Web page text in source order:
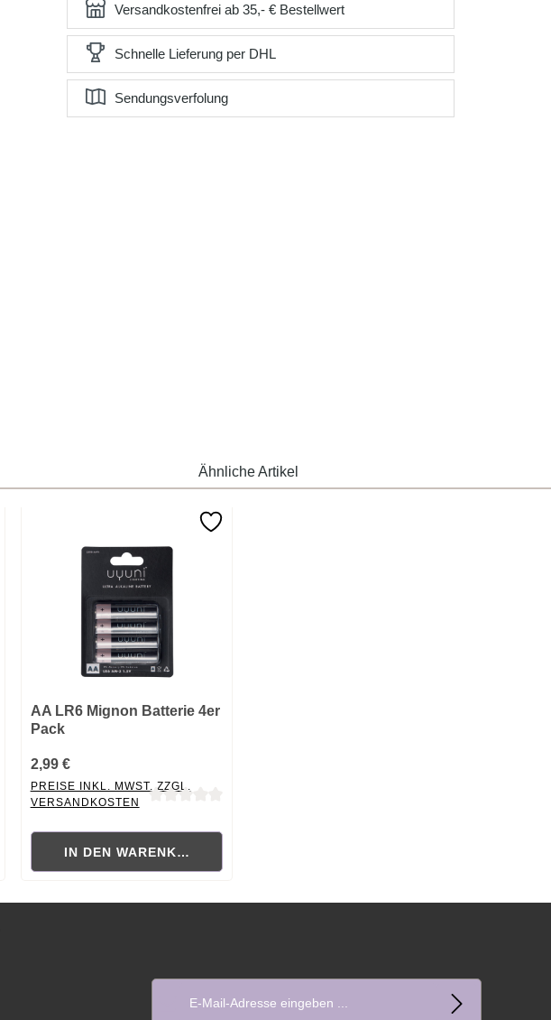
Versandkostenfrei ab 35,- € Bestellwert
Schnelle Lieferung per DHL
Sendungsverfolung
Ähnliche Artikel
AA LR6 Mignon Batterie 4er
Pack
2,99 €
PREISE INKL. MWST. ZZGL.
VERSANDKOSTEN
IN DEN WARENKORB